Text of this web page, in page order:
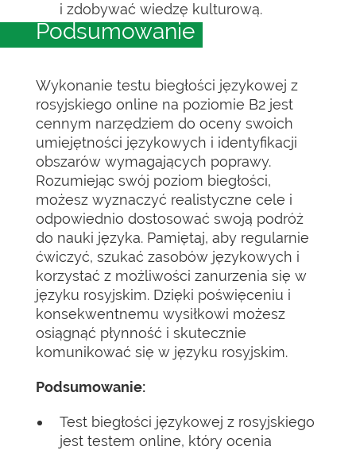
i zdobywać wiedzę kulturową.
Podsumowanie
Wykonanie testu biegłości językowej z
rosyjskiego online na poziomie B2 jest
cennym narzędziem do oceny swoich
umiejętności językowych i identyfikacji
obszarów wymagających poprawy.
Rozumiejąc swój poziom biegłości,
możesz wyznaczyć realistyczne cele i
odpowiednio dostosować swoją podróż
do nauki języka. Pamiętaj, aby regularnie
ćwiczyć, szukać zasobów językowych i
korzystać z możliwości zanurzenia się w
języku rosyjskim. Dzięki poświęceniu i
konsekwentnemu wysiłkowi możesz
osiągnąć płynność i skutecznie
komunikować się w języku rosyjskim.
Podsumowanie:
Test biegłości językowej z rosyjskiego
jest testem online, który ocenia